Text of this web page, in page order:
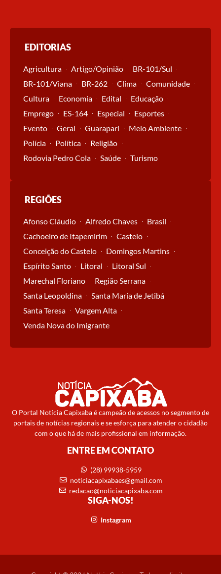
EDITORIAS
Agricultura Artigo/Opinião
BR-101/Sul
BR-101/Viana
BR-262 Clima
Comunidade
Cultura
Economia Edital
Educação
Emprego
ES-164 Especial
Esportes
Evento
Geral Guarapari
Meio Ambiente
Polícia
Política
Religião
Rodovia Pedro Cola
Saúde Turismo
REGIÕES
Afonso Cláudio Alfredo Chaves
Brasil
Cachoeiro de Itapemirim
Castelo
Conceição do Castelo
Domingos Martins
Espírito Santo
Litoral
Litoral Sul
Marechal Floriano
Região Serrana
Santa Leopoldina
Santa Maria de Jetibá
Santa Teresa
Vargem Alta
Venda Nova do Imigrante
O Portal Notícia Capixaba é campeão de acessos no segmento de
portais de notícias regionais e se esforça para atender o cidadão
com o que há de mais profissional em informação.
ENTRE EM CONTATO
(28) 99938-5959
noticiacapixabaes@gmail.com
redacao@noticiacapixaba.com
SIGA-NOS!
Instagram